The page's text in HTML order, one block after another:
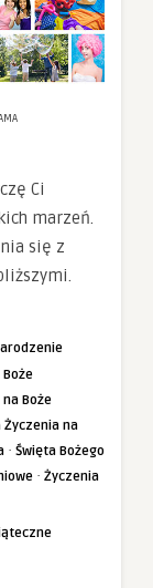
Ci
marzeń.
się z
Boże
Życzenia na
· Święta Bożego
· Życzenia